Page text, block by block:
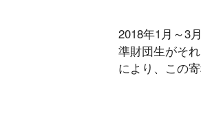
2018年1月～3
準財団生がそ
により、この